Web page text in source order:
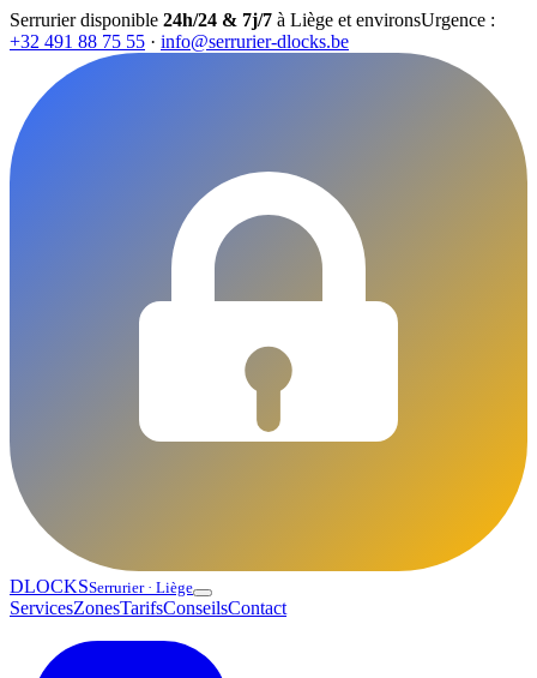
Serrurier disponible 24h/24 & 7j/7 à Liège et environsUrgence :
+32 491 88 75 55 · info@serrurier-dlocks.be
DLOCKSSerrurier · Liège
ServicesZonesTarifsConseilsContact